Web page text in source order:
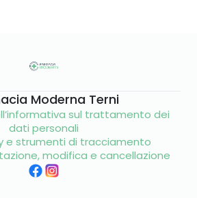
Moderna Terni
sul trattamento dei
dati personali
e strumenti di tracciamento
modifica e cancellazione